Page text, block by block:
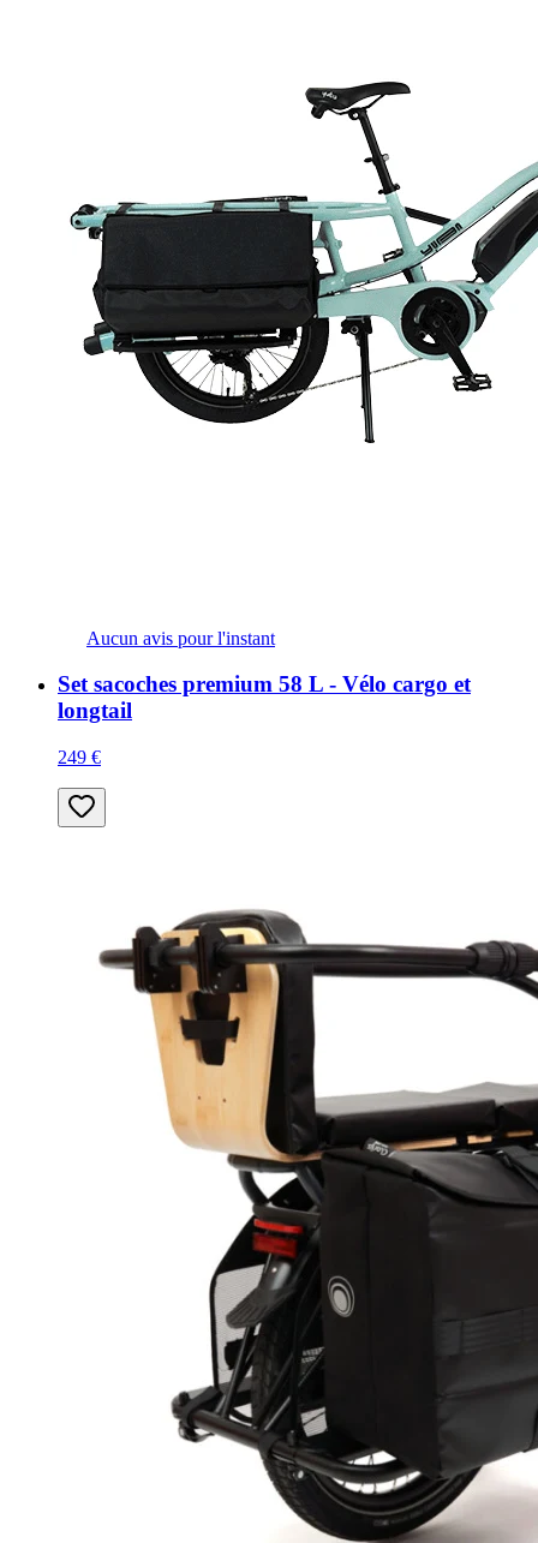
Aucun avis pour l'instant
Set sacoches premium 58 L - Vélo cargo et
longtail
249 €